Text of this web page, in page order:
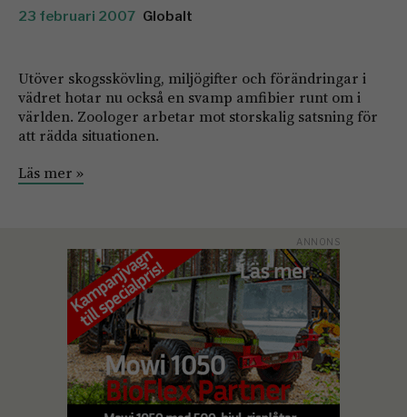
23 februari 2007 Globalt
Utöver skogsskövling, miljögifter och förändringar i
vädret hotar nu också en svamp amfibier runt om i
världen. Zoologer arbetar mot storskalig satsning för
att rädda situationen.
Läs mer »